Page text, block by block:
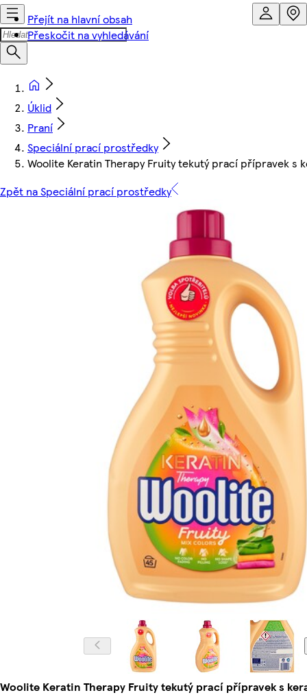
Přejít na hlavní obsah
Přeskočit na vyhledávání
Úklid
Praní
Speciální prací prostředky
Woolite Keratin Therapy Fruity tekutý prací přípravek s
Zpět na Speciální prací prostředky
Woolite Keratin Therapy Fruity tekutý prací přípravek s